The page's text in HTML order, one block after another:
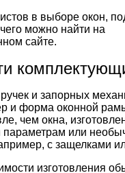
в выборе окон,
можно найти на
сайте.
ручек и запорных
и форма оконной
чем окна,
или
с защелками
изготовления